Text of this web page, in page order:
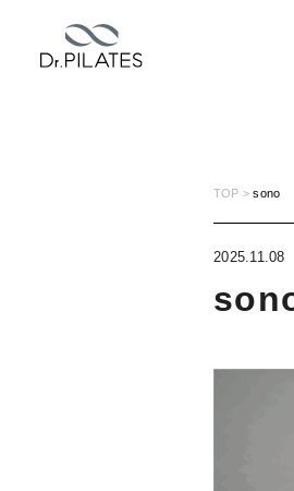
TOP sono
2025.11.08